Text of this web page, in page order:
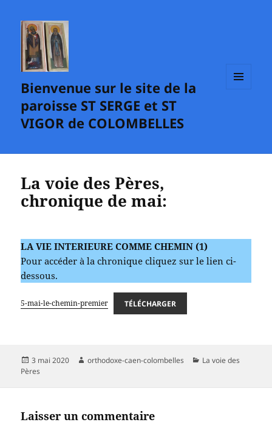
Bienvenue sur le site de la
paroisse ST SERGE et ST
VIGOR de COLOMBELLES
La voie des Pères,
chronique de mai:
LA VIE INTERIEURE COMME CHEMIN (1)
Pour accéder à la chronique cliquez sur le lien ci-
dessous.
5-mai-le-chemin-premier TÉLÉCHARGER
Publié
le
3 mai 2020 Auteur
orthodoxe-caen-colombelles Catégories
La voie des
Pères
Laisser un commentaire